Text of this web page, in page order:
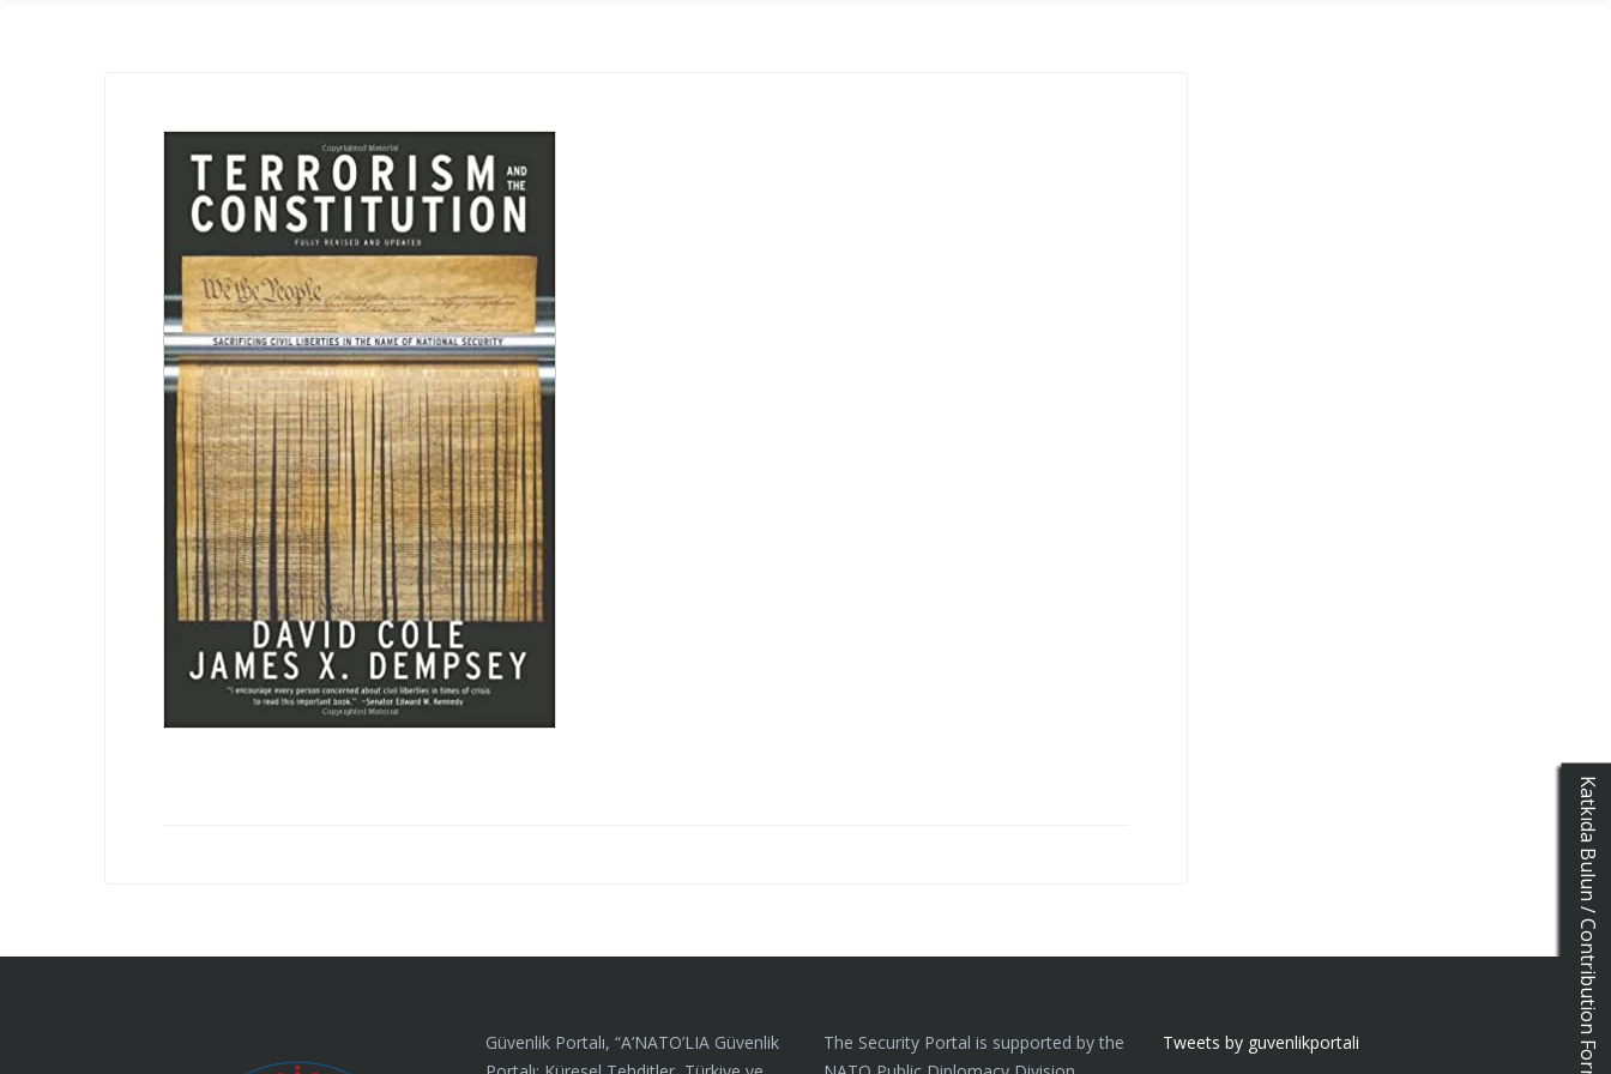
Katkıda Bulun / Contribution Form
Güvenlik Portalı, “A’NATO’LIA Güvenlik
The Security Portal is supported by the
Tweets by guvenlikportali